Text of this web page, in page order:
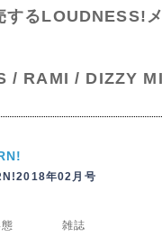
るLOUDNESS!
/ RAMI / DIZZY
年02月号
雑誌